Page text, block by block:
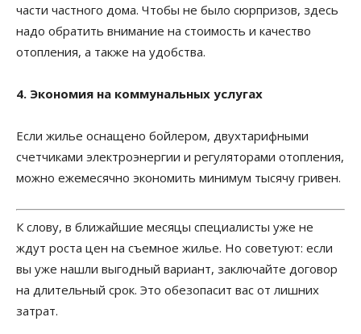
части частного дома. Чтобы не было сюрпризов, здесь
надо обратить внимание на стоимость и качество
отопления, а также на удобства.
4. Экономия на коммунальных услугах
Если жилье оснащено бойлером, двухтарифными
счетчиками электроэнергии и регуляторами отопления,
можно ежемесячно экономить минимум тысячу гривен.
К слову, в ближайшие месяцы специалисты уже не
ждут роста цен на съемное жилье. Но советуют: если
вы уже нашли выгодный вариант, заключайте договор
на длительный срок. Это обезопасит вас от лишних
затрат.